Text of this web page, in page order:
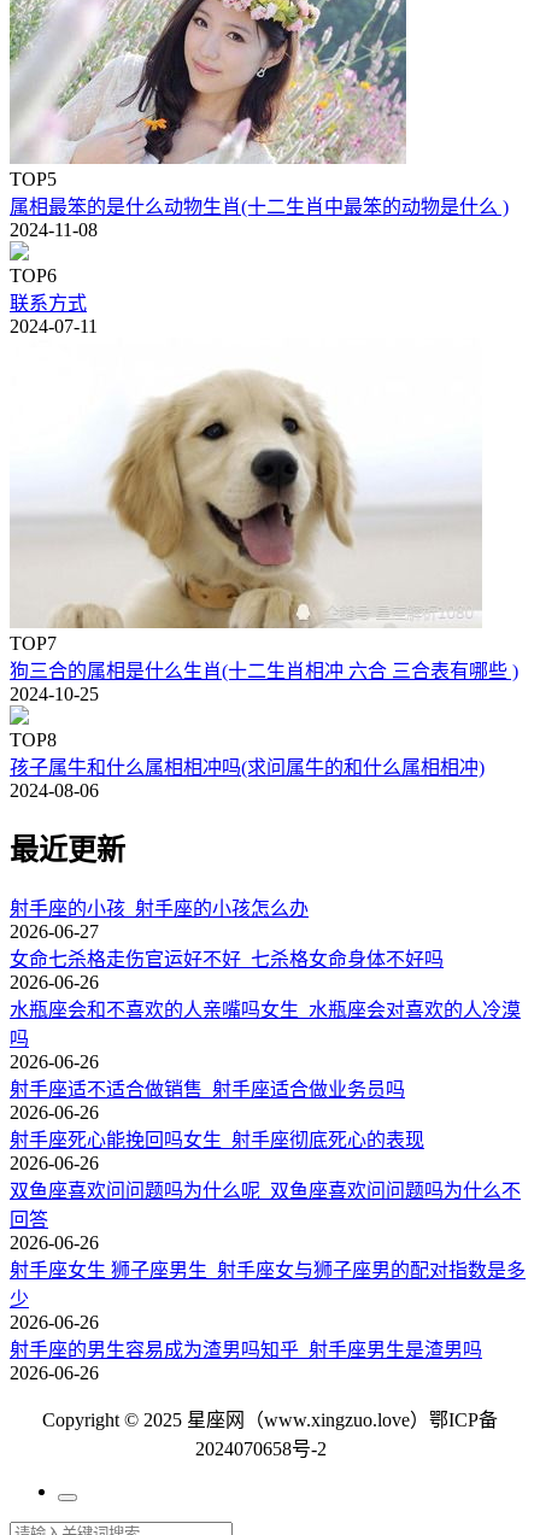
TOP5
属相最笨的是什么动物生肖(十二生肖中最笨的动物是什么 )
2024-11-08
TOP6
联系方式
2024-07-11
TOP7
狗三合的属相是什么生肖(十二生肖相冲 六合 三合表有哪些 )
2024-10-25
TOP8
孩子属牛和什么属相相冲吗(求问属牛的和什么属相相冲)
2024-08-06
最近更新
射手座的小孩_射手座的小孩怎么办
2026-06-27
女命七杀格走伤官运好不好_七杀格女命身体不好吗
2026-06-26
水瓶座会和不喜欢的人亲嘴吗女生_水瓶座会对喜欢的人冷漠
吗
2026-06-26
射手座适不适合做销售_射手座适合做业务员吗
2026-06-26
射手座死心能挽回吗女生_射手座彻底死心的表现
2026-06-26
双鱼座喜欢问问题吗为什么呢_双鱼座喜欢问问题吗为什么不
回答
2026-06-26
射手座女生 狮子座男生_射手座女与狮子座男的配对指数是多
少
2026-06-26
射手座的男生容易成为渣男吗知乎_射手座男生是渣男吗
2026-06-26
Copyright © 2025 星座网（www.xingzuo.love） 鄂ICP备
2024070658号-2